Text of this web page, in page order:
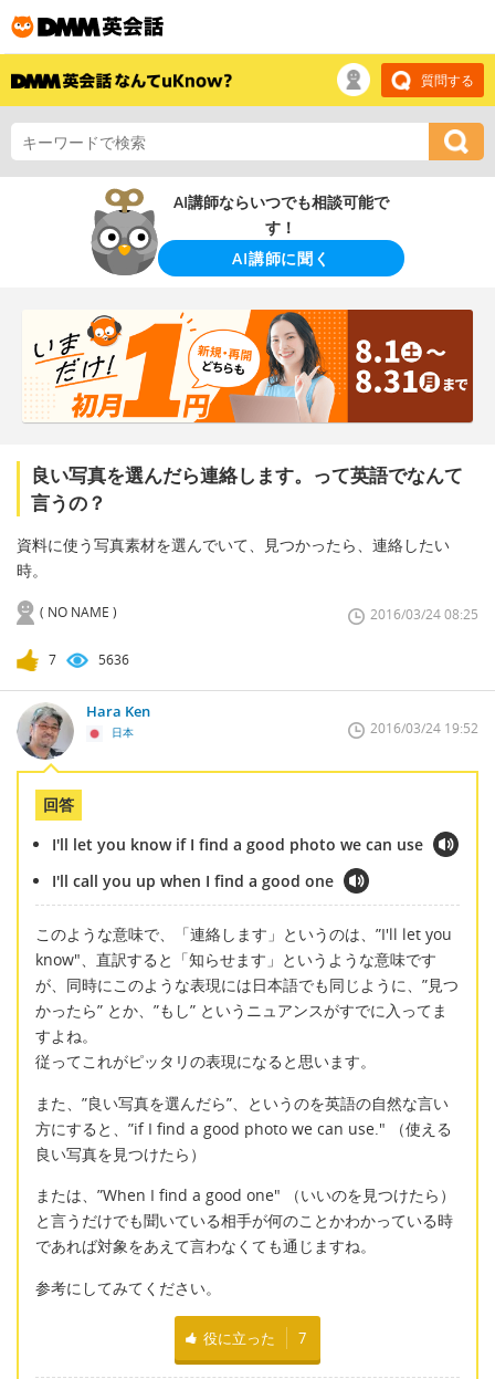
質問する
AI講師ならいつでも相談可能で
す！
AI講師に聞く
良い写真を選んだら連絡します。って英語でなんて
言うの？
資料に使う写真素材を選んでいて、見つかったら、連絡したい
時。
( NO NAME ) 2016/03/24 08:25
7 5636
Hara Ken
日本 2016/03/24 19:52
回答
I'll let you know if I find a good photo we can use
I'll call you up when I find a good one
このような意味で、「連絡します」というのは、”I'll let you
know"、直訳すると「知らせます」というような意味です
が、同時にこのような表現には日本語でも同じように、”見つ
かったら” とか、”もし” というニュアンスがすでに入ってま
すよね。
従ってこれがピッタリの表現になると思います。
また、”良い写真を選んだら”、というのを英語の自然な言い
方にすると、”if I find a good photo we can use." （使える
良い写真を見つけたら）
または、”When I find a good one" （いいのを見つけたら）
と言うだけでも聞いている相手が何のことかわかっている時
であれば対象をあえて言わなくても通じますね。
参考にしてみてください。
役に立った 7